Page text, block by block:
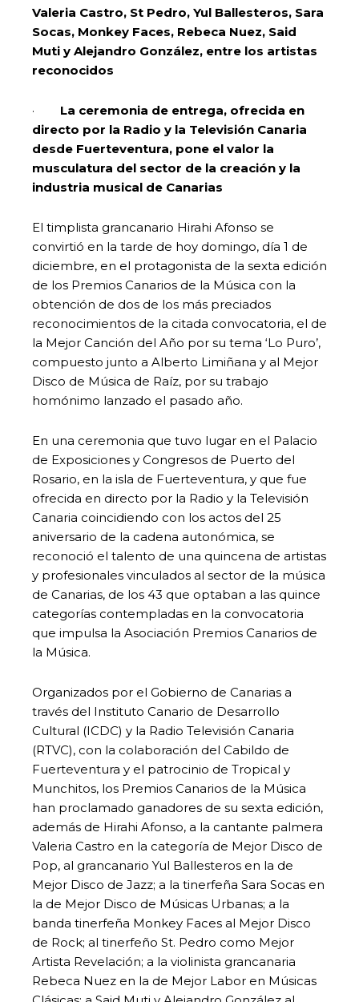
Valeria Castro, St Pedro, Yul Ballesteros, Sara
Socas, Monkey Faces, Rebeca Nuez, Said
Muti y Alejandro González, entre los artistas
reconocidos
· La ceremonia de entrega, ofrecida en
directo por la Radio y la Televisión Canaria
desde Fuerteventura, pone el valor la
musculatura del sector de la creación y la
industria musical de Canarias
El timplista grancanario Hirahi Afonso se
convirtió en la tarde de hoy domingo, día 1 de
diciembre, en el protagonista de la sexta edición
de los Premios Canarios de la Música con la
obtención de dos de los más preciados
reconocimientos de la citada convocatoria, el de
la Mejor Canción del Año por su tema ‘Lo Puro’,
compuesto junto a Alberto Limiñana y al Mejor
Disco de Música de Raíz, por su trabajo
homónimo lanzado el pasado año.
En una ceremonia que tuvo lugar en el Palacio
de Exposiciones y Congresos de Puerto del
Rosario, en la isla de Fuerteventura, y que fue
ofrecida en directo por la Radio y la Televisión
Canaria coincidiendo con los actos del 25
aniversario de la cadena autonómica, se
reconoció el talento de una quincena de artistas
y profesionales vinculados al sector de la música
de Canarias, de los 43 que optaban a las quince
categorías contempladas en la convocatoria
que impulsa la Asociación Premios Canarios de
la Música.
Organizados por el Gobierno de Canarias a
través del Instituto Canario de Desarrollo
Cultural (ICDC) y la Radio Televisión Canaria
(RTVC), con la colaboración del Cabildo de
Fuerteventura y el patrocinio de Tropical y
Munchitos, los Premios Canarios de la Música
han proclamado ganadores de su sexta edición,
además de Hirahi Afonso, a la cantante palmera
Valeria Castro en la categoría de Mejor Disco de
Pop, al grancanario Yul Ballesteros en la de
Mejor Disco de Jazz; a la tinerfeña Sara Socas en
la de Mejor Disco de Músicas Urbanas; a la
banda tinerfeña Monkey Faces al Mejor Disco
de Rock; al tinerfeño St. Pedro como Mejor
Artista Revelación; a la violinista grancanaria
Rebeca Nuez en la de Mejor Labor en Músicas